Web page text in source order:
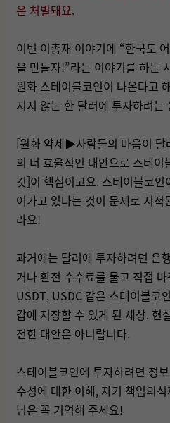
은 처벌돼요.
이번 이총재 이야기에 “한국도
을 만들자!”라는 이야기를 하는
원화 스테이블코인이 나온다고
지지 않는 한 달러에 투자하려
[원화 약세▶사람들의 마음이
의 더 효율적인 대안으로 스테
것]이 핵심이고요. 스테이블코
어가고 있다는 것이 문제로 지
라요!
과거에는 달러에 투자하려면 은
거나 환전 수수료를 물고 직접
USDT, USDC 같은 스테이블코
갑에 저장할 수 있게 된 세상. 현
전한 대안은 아니랍니다.
스테이블코인에 투자하려면 정
수성에 대한 이해, 자기 책임의
님은 꼭 기억해 주세요!